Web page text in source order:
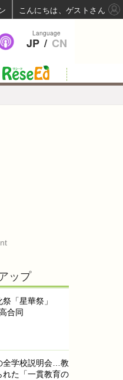
ップ
「星華祭」
合同
全学校説明会…教
れた「一貫教育の
Language
JP / CN
こんにちは、ゲストさん